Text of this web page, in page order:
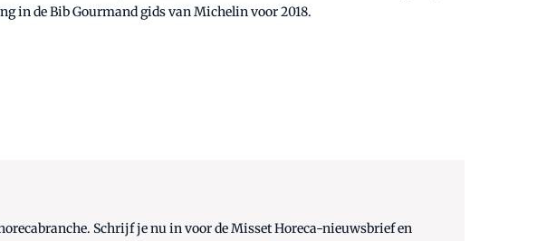
in de Bib Gourmand gids van Michelin voor 2018.
Schrijf je nu in voor de Misset Horeca-nieuwsbrief en